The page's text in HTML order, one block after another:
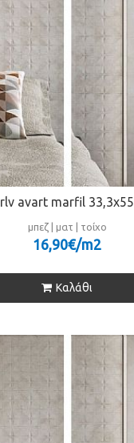
rlv avart marfil 33,3x55
μπεζ | ματ | τοίχο
16,90€/m2
Καλάθι